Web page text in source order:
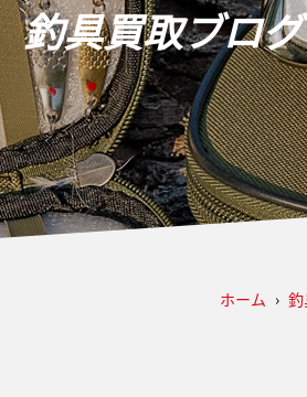
釣具買取ブログ
ホーム ›